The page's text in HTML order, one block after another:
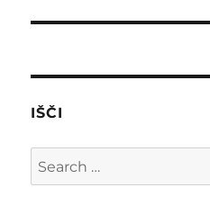
IŠČI
Search
for: